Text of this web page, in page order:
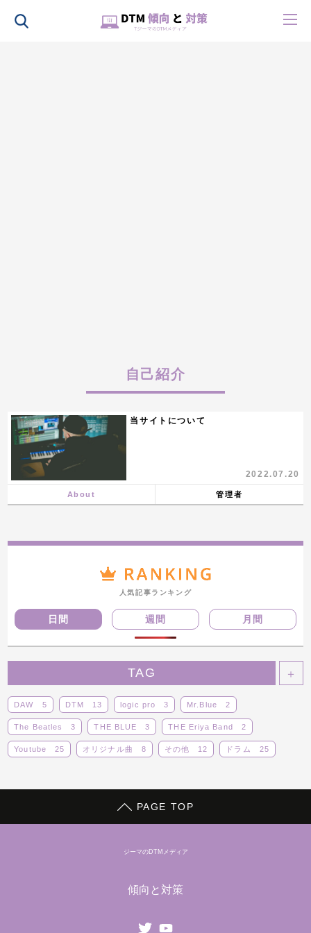
自己紹介
当サイトについて
2022.07.20
About 管理者
人気記事ランキング
日間 週間 月間
TAG ＋
DAW 5 DTM 13 logic pro 3 Mr.Blue 2
The Beatles 3 THE BLUE 3 THE Eriya Band 2
Youtube 25 オリジナル曲 8 その他 12 ドラム 25
PAGE TOP
ジーマのDTMメディア
傾向と対策